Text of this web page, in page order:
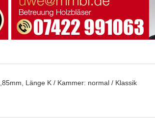
Länge K / Kammer: normal / Klassik